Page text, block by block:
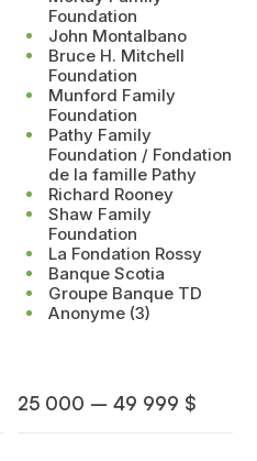
Foundation
John Montalbano
Bruce H. Mitchell
Foundation
Munford Family
Foundation
Pathy Family
Foundation / Fondation
de la famille Pathy
Richard Rooney
Shaw Family
Foundation
La Fondation Rossy
Banque Scotia
Groupe Banque TD
Anonyme (3)
25 000 – 49 999 $